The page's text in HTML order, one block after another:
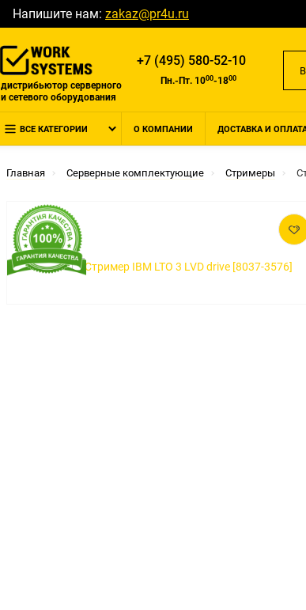
Напишите нам: zakaz@pr4u.ru
дистрибьютор серверного
и сетевого оборудования
+7 (495) 580-52-10
Пн.-Пт. 1000-1800
ВСЕ КАТЕГОРИИ О КОМПАНИИ ДОСТАВКА И
Главная Серверные комплектующие Стримеры